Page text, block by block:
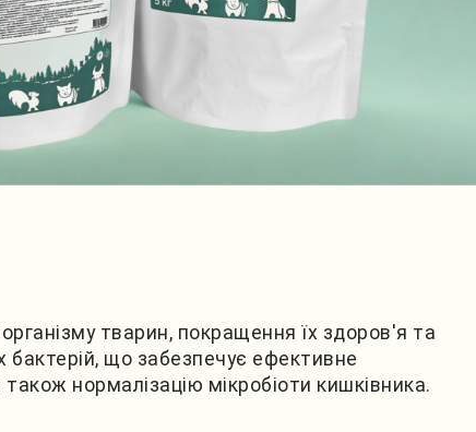
тварин, покращення їх здоров'я та
бактерій, що забезпечує ефективне
нормалізацію мікробіоти кишківника.